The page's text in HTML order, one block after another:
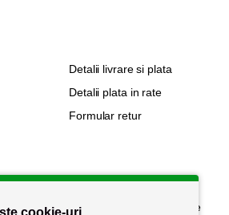
Detalii livrare si plata
Detalii plata in rate
Formular retur
Politica de confidențialitate
cookie-uri